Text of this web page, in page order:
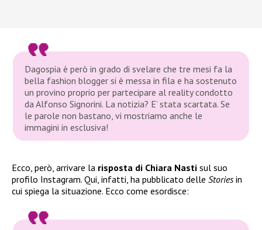
Dagospia è però in grado di svelare che tre mesi fa la
bella fashion blogger si è messa in fila e ha sostenuto
un provino proprio per partecipare al reality condotto
da Alfonso Signorini. La notizia? E’ stata scartata. Se
le parole non bastano, vi mostriamo anche le
immagini in esclusiva!
Ecco, però, arrivare la risposta di Chiara Nasti sul suo
profilo Instagram. Qui, infatti, ha pubblicato delle Storiesin
cui spiega la situazione. Ecco come esordisce: